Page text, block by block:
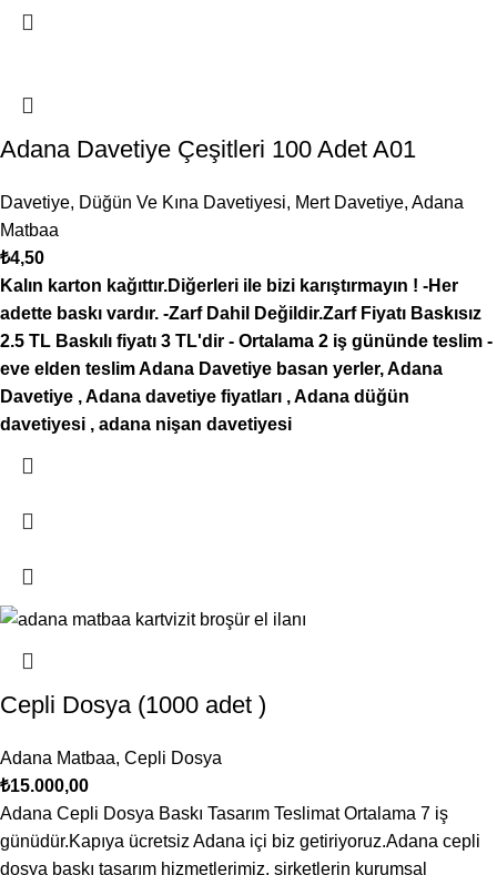
Adana Davetiye Çeşitleri 100 Adet A01
Davetiye, Düğün Ve Kına Davetiyesi, Mert Davetiye, Adana
Matbaa
₺4,50
Kalın karton kağıttır.Diğerleri ile bizi karıştırmayın ! -Her
adette baskı vardır. -Zarf Dahil Değildir.Zarf Fiyatı Baskısız
2.5 TL Baskılı fiyatı 3 TL'dir - Ortalama 2 iş gününde teslim -
eve elden teslim Adana Davetiye basan yerler, Adana
Davetiye , Adana davetiye fiyatları , Adana düğün
davetiyesi , adana nişan davetiyesi
Cepli Dosya (1000 adet )
Adana Matbaa, Cepli Dosya
₺15.000,00
Adana Cepli Dosya Baskı Tasarım Teslimat Ortalama 7 iş
günüdür.Kapıya ücretsiz Adana içi biz getiriyoruz.Adana cepli
dosya baskı tasarım hizmetlerimiz, şirketlerin kurumsal